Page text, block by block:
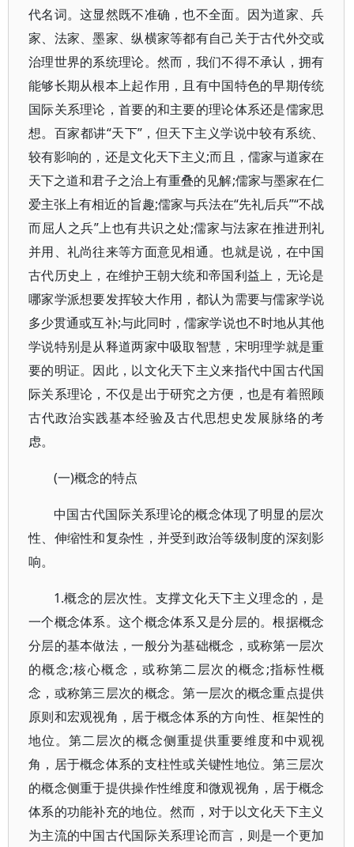
代名词。这显然既不准确，也不全面。因为道家、兵
家、法家、墨家、纵横家等都有自己关于古代外交或
治理世界的系统理论。然而，我们不得不承认，拥有
能够长期从根本上起作用，且有中国特色的早期传统
国际关系理论，首要的和主要的理论体系还是儒家思
想。百家都讲“天下”，但天下主义学说中较有系统、
较有影响的，还是文化天下主义;而且，儒家与道家在
天下之道和君子之治上有重叠的见解;儒家与墨家在仁
爱主张上有相近的旨趣;儒家与兵法在“先礼后兵”“不战
而屈人之兵”上也有共识之处;儒家与法家在推进刑礼
并用、礼尚往来等方面意见相通。也就是说，在中国
古代历史上，在维护王朝大统和帝国利益上，无论是
哪家学派想要发挥较大作用，都认为需要与儒家学说
多少贯通或互补;与此同时，儒家学说也不时地从其他
学说特别是从释道两家中吸取智慧，宋明理学就是重
要的明证。因此，以文化天下主义来指代中国古代国
际关系理论，不仅是出于研究之方便，也是有着照顾
古代政治实践基本经验及古代思想史发展脉络的考
虑。
(一)概念的特点
中国古代国际关系理论的概念体现了明显的层次
性、伸缩性和复杂性，并受到政治等级制度的深刻影
响。
1.概念的层次性。支撑文化天下主义理念的，是
一个概念体系。这个概念体系又是分层的。根据概念
分层的基本做法，一般分为基础概念，或称第一层次
的概念;核心概念，或称第二层次的概念;指标性概
念，或称第三层次的概念。第一层次的概念重点提供
原则和宏观视角，居于概念体系的方向性、框架性的
地位。第二层次的概念侧重提供重要维度和中观视
角，居于概念体系的支柱性或关键性地位。第三层次
的概念侧重于提供操作性维度和微观视角，居于概念
体系的功能补充的地位。然而，对于以文化天下主义
为主流的中国古代国际关系理论而言，则是一个更加